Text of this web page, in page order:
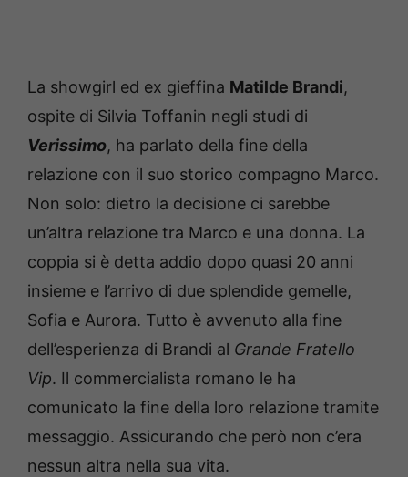
La showgirl ed ex gieffina Matilde Brandi,
ospite di Silvia Toffanin negli studi di
Verissimo, ha parlato della fine della
relazione con il suo storico compagno Marco.
Non solo: dietro la decisione ci sarebbe
un’altra relazione tra Marco e una donna. La
coppia si è detta addio dopo quasi 20 anni
insieme e l’arrivo di due splendide gemelle,
Sofia e Aurora. Tutto è avvenuto alla fine
dell’esperienza di Brandi al Grande Fratello
Vip. Il commercialista romano le ha
comunicato la fine della loro relazione tramite
messaggio. Assicurando che però non c’era
nessun altra nella sua vita.